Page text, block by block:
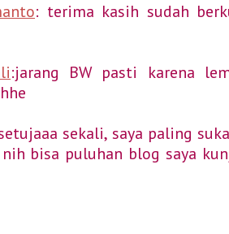
: terima kasih sudah
:jarang BW pasti karena
sekali, saya paling
bisa puluhan blog saya